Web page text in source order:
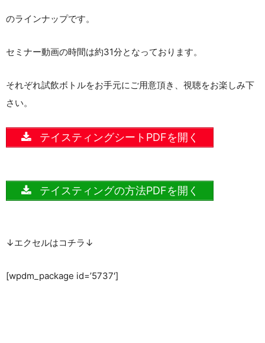
のラインナップです。
セミナー動画の時間は約31分となっております。
それぞれ試飲ボトルをお手元にご用意頂き、視聴をお楽しみ下
さい。
テイスティングシートPDFを開く
テイスティングの方法PDFを開く
↓エクセルはコチラ↓
[wpdm_package id=’5737′]